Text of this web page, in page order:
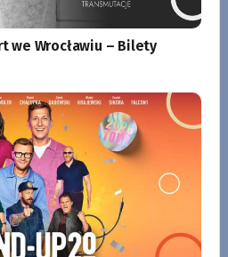
we Wrocławiu – Bilety